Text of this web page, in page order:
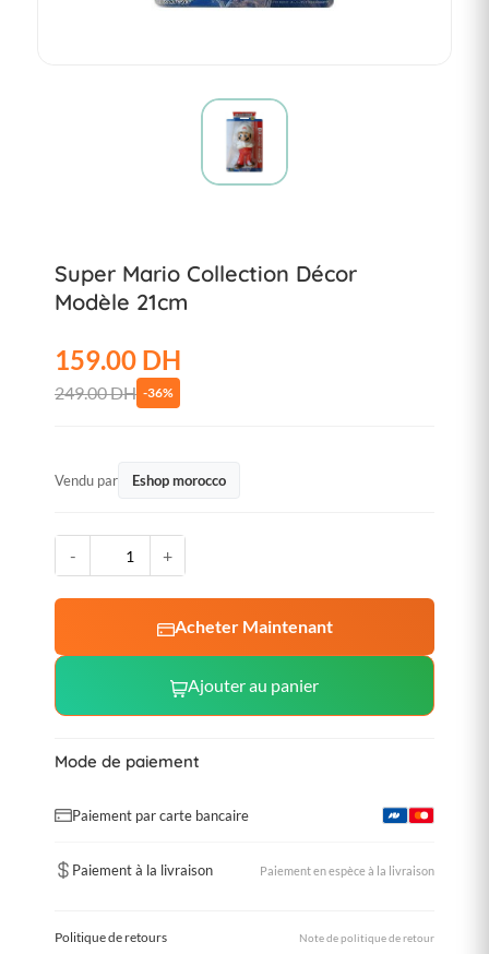
Super Mario Collection Décor
Modèle 21cm
159.00 DH
249.00 DH -36%
Vendu par Eshop morocco
- +
Acheter Maintenant
Ajouter au panier
Mode de paiement
Paiement par carte bancaire
Paiement à la livraison Paiement en espèce à la livraison
Politique de retours Note de politique de retour